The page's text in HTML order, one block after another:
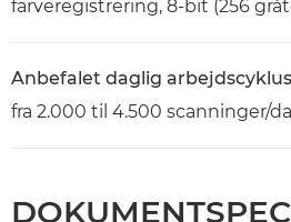
farveregistrering, 8-bit (256
Anbefalet daglig arbejdscyklus
fra 2.000 til 4.500 scanninger/